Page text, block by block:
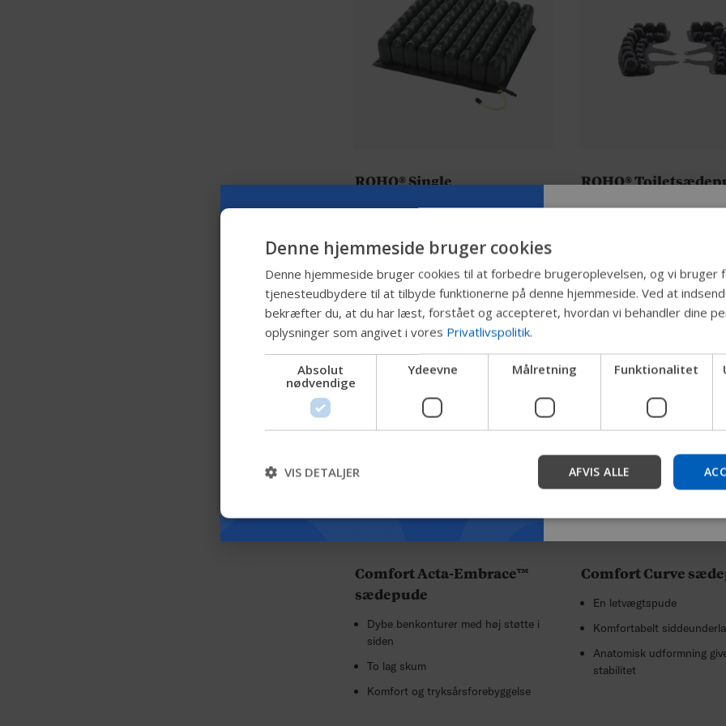
ROHO® Single
Reducerer belastning af vævet
Fremmer blodcirkulationen
ROHO®
Nem at anbringe og
Comfort Acta-Embrace™
sædepude
Dybe benkonturer med høj støtte i
siden
To lag skum
Komfort og tryksårsforebyggelse
Comfort Curve
En letvægtspude
Komfortabelt
Anatomisk udformning
stabilitet
Prøv vores
Permobil-
Vi tester en hurtigere
produkter, få
enhedssupport.
Denne hjemmeside bruger cookies
Denne hjemmeside bruger cookies til at forbedre brugeroplevelsen, og vi bruger
tjenesteudbydere til at tilbyde funktionerne på denne hjemmeside. Ved at
bekræfter du, at du har læst, forstået og accepteret, hvordan vi behandler dine
oplysninger som angivet i vores Privatlivspolitik.
Absolut
nødvendige
Ydeevne Målretning Funktionalitet
AFVIS ALLE
VIS DETALJER